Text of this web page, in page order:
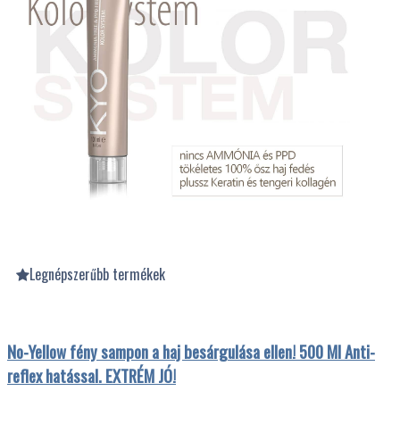
Legnépszerűbb termékek
No-Yellow fény sampon a haj besárgulása ellen! 500 Ml Anti-
reflex hatással. EXTRÉM JÓ!